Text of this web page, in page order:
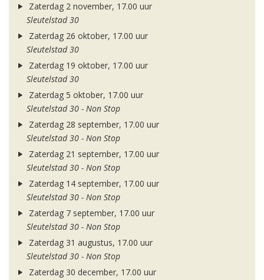
Zaterdag 2 november, 17.00 uur
Sleutelstad 30
Zaterdag 26 oktober, 17.00 uur
Sleutelstad 30
Zaterdag 19 oktober, 17.00 uur
Sleutelstad 30
Zaterdag 5 oktober, 17.00 uur
Sleutelstad 30 - Non Stop
Zaterdag 28 september, 17.00 uur
Sleutelstad 30 - Non Stop
Zaterdag 21 september, 17.00 uur
Sleutelstad 30 - Non Stop
Zaterdag 14 september, 17.00 uur
Sleutelstad 30 - Non Stop
Zaterdag 7 september, 17.00 uur
Sleutelstad 30 - Non Stop
Zaterdag 31 augustus, 17.00 uur
Sleutelstad 30 - Non Stop
Zaterdag 30 december, 17.00 uur